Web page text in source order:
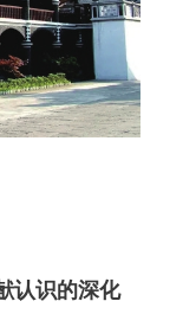
认识的深化